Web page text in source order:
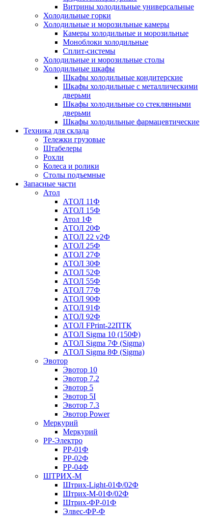
Витрины холодильные универсальные
Холодильные горки
Холодильные и морозильные камеры
Камеры холодильные и морозильные
Моноблоки холодильные
Сплит-системы
Холодильные и морозильные столы
Холодильные шкафы
Шкафы холодильные кондитерские
Шкафы холодильные с металлическими
дверьми
Шкафы холодильные со стеклянными
дверьми
Шкафы холодильные фармацевтические
Техника для склада
Тележки грузовые
Штабелеры
Рохли
Колеса и ролики
Столы подъемные
Запасные части
Атол
АТОЛ 11Ф
АТОЛ 15Ф
Атол 1Ф
АТОЛ 20Ф
АТОЛ 22 v2Ф
АТОЛ 25Ф
АТОЛ 27Ф
АТОЛ 30Ф
АТОЛ 52Ф
АТОЛ 55Ф
АТОЛ 77Ф
АТОЛ 90Ф
АТОЛ 91Ф
АТОЛ 92Ф
АТОЛ FPrint-22ПТК
АТОЛ Sigma 10 (150Ф)
АТОЛ Sigma 7Ф (Sigma)
АТОЛ Sigma 8Ф (Sigma)
Эвотор
Эвотор 10
Эвотор 7.2
Эвотор 5
Эвотор 5I
Эвотор 7.3
Эвотор Power
Меркурий
Меркурий
РР-Электро
РР-01Ф
РР-02Ф
РР-04Ф
ШТРИХ-М
Штрих-Light-01Ф/02Ф
Штрих-М-01Ф/02Ф
Штрих-ФР-01Ф
Элвес-ФР-Ф